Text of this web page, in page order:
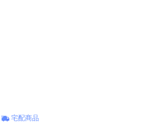
宅配商品